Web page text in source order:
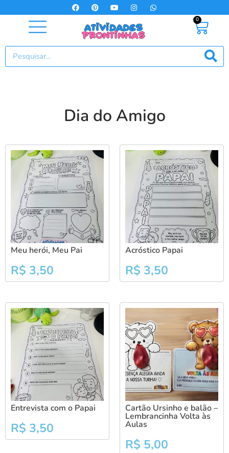
0
Dia do Amigo
Meu herói, Meu Pai
R$ 3,50
Acróstico Papai
R$ 3,50
Entrevista com o Papai
R$ 3,50
Cartão Ursinho e balão –
Lembrancinha Volta às
Aulas
R$ 5,00